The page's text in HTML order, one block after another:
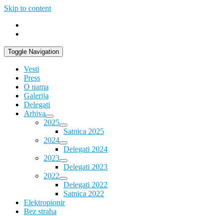
Skip to content
Toggle Navigation
Vesti
Press
O nama
Galerija
Delegati
Arhiva
2025
Satnica 2025
2024
Delegati 2024
2023
Delegati 2023
2022
Delegati 2022
Satnica 2022
Elektropionir
Bez straha